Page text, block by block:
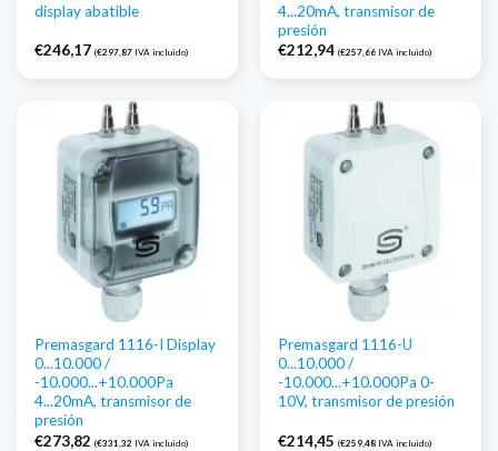
display abatible
€246,17 (€297,87 IVA incluido)
4...20mA, transmisor de
presión
€212,94 (€257,66 IVA incluido)
Premasgard 1116-I Display
0...10.000 /
-10.000...+10.000Pa
4...20mA, transmisor de
presión
€273,82 (€331,32 IVA incluido)
Premasgard 1116-U
0...10.000 /
-10.000...+10.000Pa 0-
10V, transmisor de presión
€214,45 (€259,48 IVA incluido)